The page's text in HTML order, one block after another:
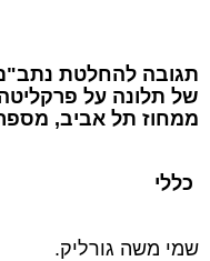
של תלונה על
ממחוז תל אביב, מספר
כללי
שמי משה גורליק.